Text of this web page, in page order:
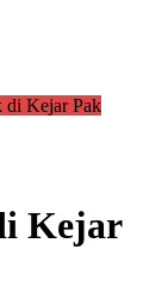
di Kejar Pak
Kejar